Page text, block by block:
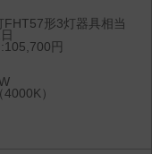
FHT57形3灯器具相当
円
）